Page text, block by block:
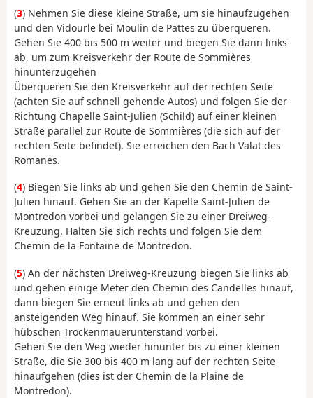
(3) Nehmen Sie diese kleine Straße, um sie hinaufzugehen
und den Vidourle bei Moulin de Pattes zu überqueren.
Gehen Sie 400 bis 500 m weiter und biegen Sie dann links
ab, um zum Kreisverkehr der Route de Sommières
hinunterzugehen
Überqueren Sie den Kreisverkehr auf der rechten Seite
(achten Sie auf schnell gehende Autos) und folgen Sie der
Richtung Chapelle Saint-Julien (Schild) auf einer kleinen
Straße parallel zur Route de Sommières (die sich auf der
rechten Seite befindet). Sie erreichen den Bach Valat des
Romanes.
(4) Biegen Sie links ab und gehen Sie den Chemin de Saint-
Julien hinauf. Gehen Sie an der Kapelle Saint-Julien de
Montredon vorbei und gelangen Sie zu einer Dreiweg-
Kreuzung. Halten Sie sich rechts und folgen Sie dem
Chemin de la Fontaine de Montredon.
(5) An der nächsten Dreiweg-Kreuzung biegen Sie links ab
und gehen einige Meter den Chemin des Candelles hinauf,
dann biegen Sie erneut links ab und gehen den
ansteigenden Weg hinauf. Sie kommen an einer sehr
hübschen Trockenmauerunterstand vorbei.
Gehen Sie den Weg wieder hinunter bis zu einer kleinen
Straße, die Sie 300 bis 400 m lang auf der rechten Seite
hinaufgehen (dies ist der Chemin de la Plaine de
Montredon).